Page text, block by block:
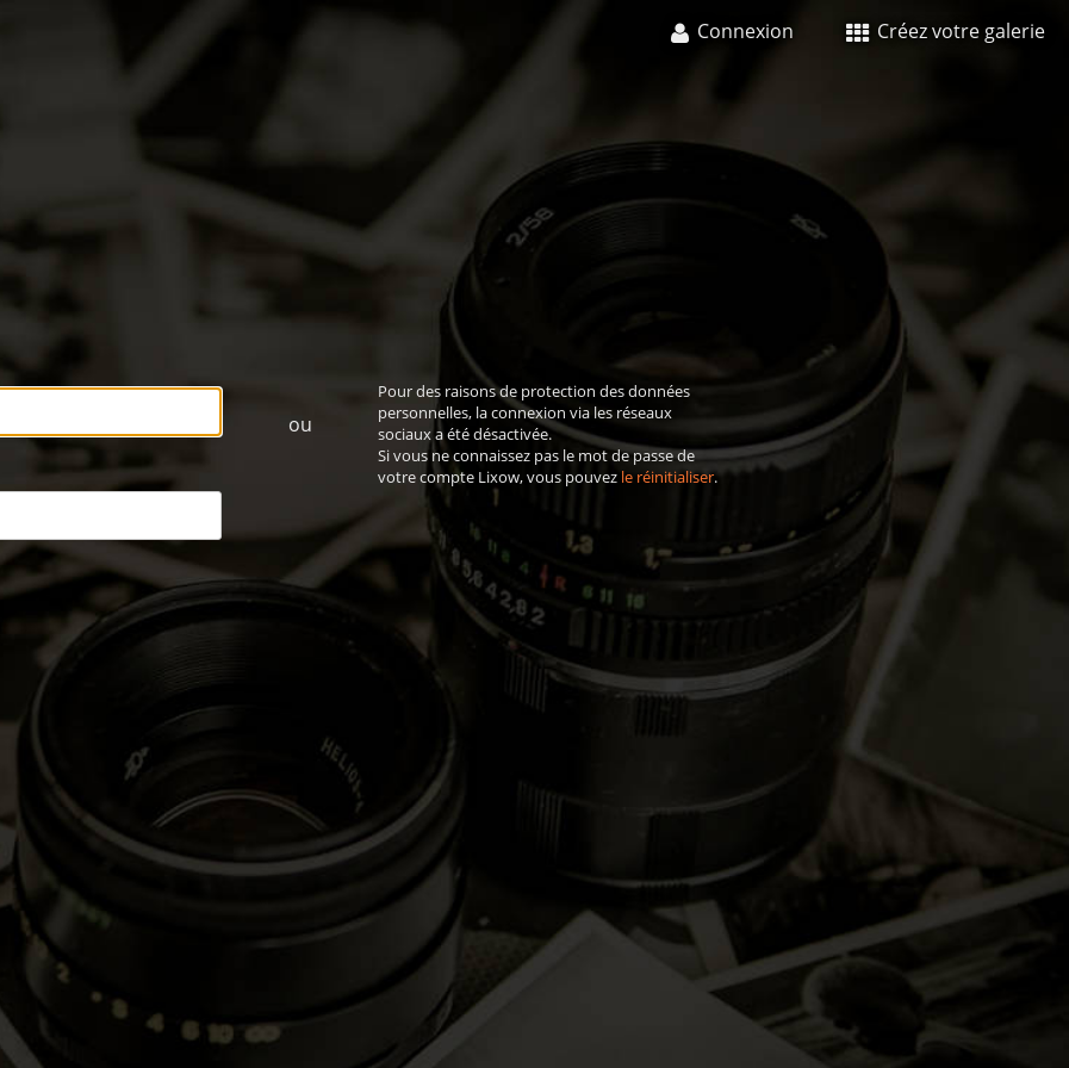
Connexion Créez votre galerie
ou
Pour des raisons de protection des données
personnelles, la connexion via les réseaux
sociaux a été désactivée.
Si vous ne connaissez pas le mot de passe de
votre compte Lixow, vous pouvez le réinitialiser.